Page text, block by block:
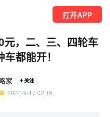
打开APP
，二、三、四轮车
都能开！
家 关注
  2024-9-17 02:16